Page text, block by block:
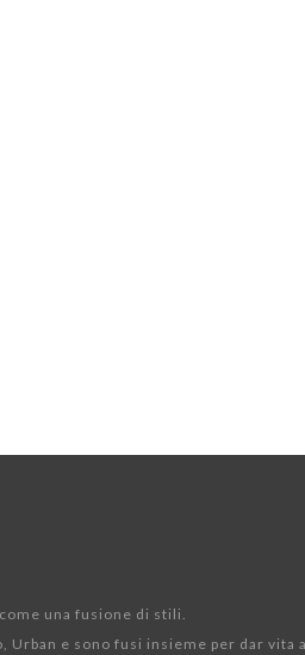
una fusione di stili.
e sono fusi insieme per dar vita